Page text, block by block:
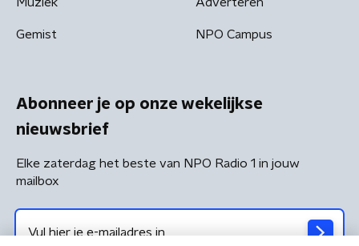
Muziek
Gemist
Adverteren
NPO Campus
Abonneer je op onze wekelijkse
nieuwsbrief
Elke zaterdag het beste van NPO Radio 1 in jouw
mailbox